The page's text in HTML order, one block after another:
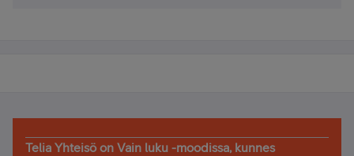
Telia Yhteisö on Vain luku -moodissa, kunnes